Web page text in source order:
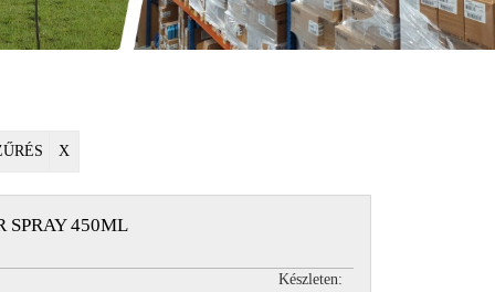
X
SPRAY 450ML
Készleten: